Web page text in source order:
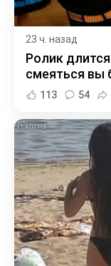
23 ч. назад
Ролик
смеяться вы
113 54